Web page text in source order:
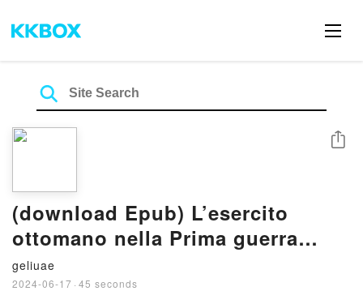
(download Epub) L’esercito
ottomano nella Prima guerra
mondiale By David Nicolle
geliuae
2024-06-17 · 45 seconds
Share